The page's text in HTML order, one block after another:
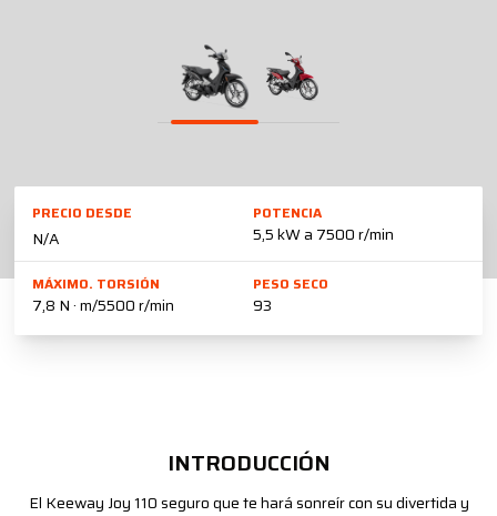
PRECIO DESDE
N/A
POTENCIA
5,5 kW a 7500 r/min
MÁXIMO. TORSIÓN
7,8 N · m/5500 r/min
PESO SECO
93
INTRODUCCIÓN
El Keeway Joy 110 seguro que te hará sonreír con su divertida y